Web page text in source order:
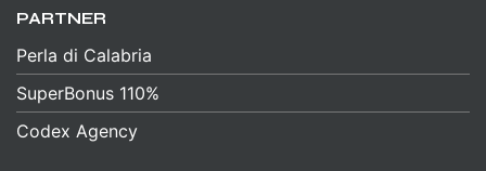
PARTNER
Perla di Calabria
SuperBonus 110%
Codex Agency